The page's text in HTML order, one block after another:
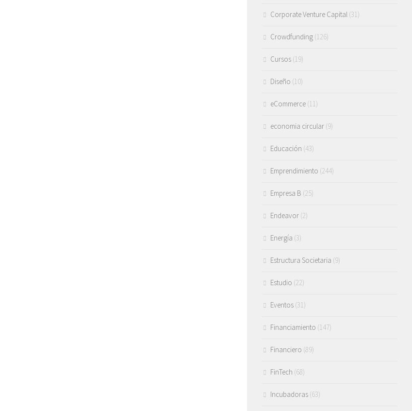
Corporate Venture Capital (31)
Crowdfunding (126)
Cursos (19)
Diseño (10)
eCommerce (11)
economia circular (9)
Educación (43)
Emprendimiento (244)
Empresa B (25)
Endeavor (2)
Energía (3)
Estructura Societaria (9)
Estudio (22)
Eventos (31)
Financiamiento (147)
Financiero (89)
FinTech (68)
Incubadoras (63)